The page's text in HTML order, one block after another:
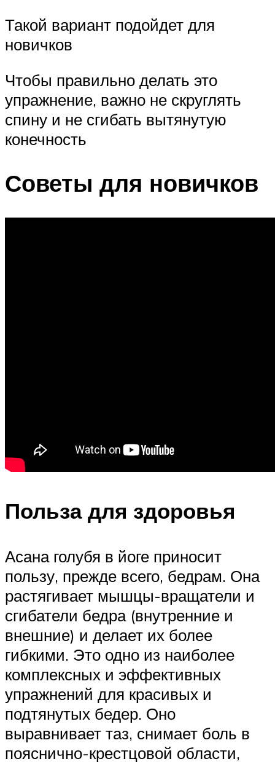
Такой вариант подойдет для
новичков
Чтобы правильно делать это
упражнение, важно не скруглять
спину и не сгибать вытянутую
конечность
Советы для новичков
Польза для здоровья
Асана голубя в йоге приносит
пользу, прежде всего, бедрам. Она
растягивает мышцы-вращатели и
сгибатели бедра (внутренние и
внешние) и делает их более
гибкими. Это одно из наиболее
комплексных и эффективных
упражнений для красивых и
подтянутых бедер. Оно
выравнивает таз, снимает боль в
пояснично-крестцовой области,